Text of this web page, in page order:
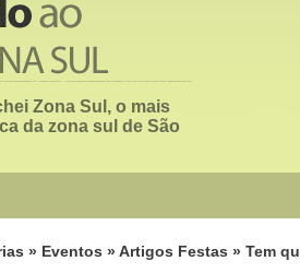
Zona Sul, o mais
da zona sul de São
» Eventos »Artigos Festas » Tem